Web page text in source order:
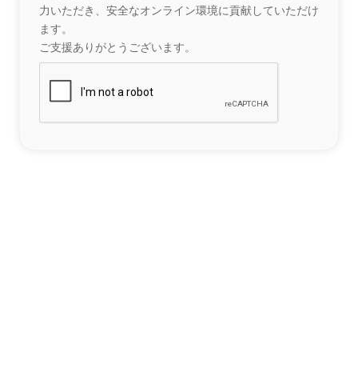
力いただき、安全なオンライン環境に貢献していただけ
ます。
ご支援ありがとうございます。